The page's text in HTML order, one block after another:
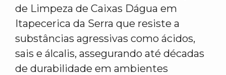
de Limpeza de Caixas Dágua em
Itapecerica da Serra que resiste a
substâncias agressivas como ácidos,
sais e álcalis, assegurando até décadas
de durabilidade em ambientes